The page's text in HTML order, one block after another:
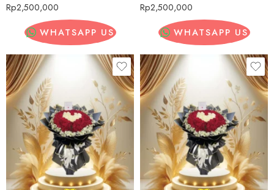
Rp2,500,000
WHATSAPP US
Rp2,500,000
WHATSAPP US